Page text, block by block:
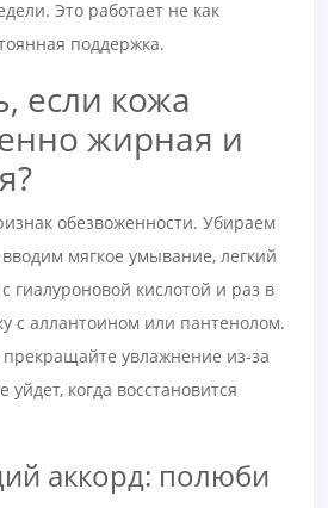
Это работает не как
поддержка.
если кожа
жирная и
обезвоженности. Убираем
мягкое умывание, легкий
кислотой и раз в
с аллантоином или пантенолом.
увлажнение из-за
когда восстановится
аккорд: полюби